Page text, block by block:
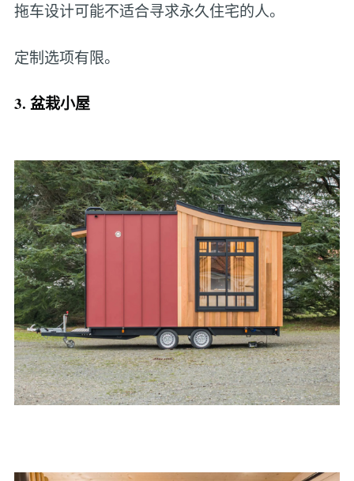
拖车设计可能不适合寻求永久住宅的人。
定制选项有限。
3. 盆栽小屋